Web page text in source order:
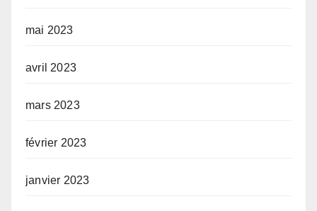
mai 2023
avril 2023
mars 2023
février 2023
janvier 2023